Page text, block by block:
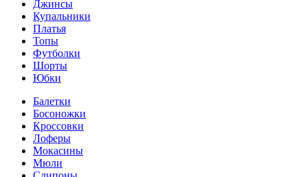
Джинсы
Купальники
Платья
Топы
Футболки
Шорты
Юбки
Балетки
Босоножки
Кроссовки
Лоферы
Мокасины
Мюли